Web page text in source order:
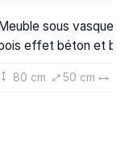
Meuble sous vasque
bois effet béton et
80 cm 50 cm